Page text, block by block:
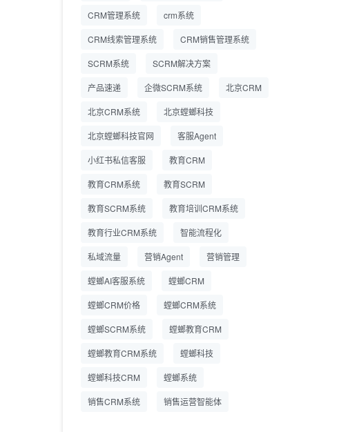
业微信 私域用户精细化管
螂教育CRM助力教培机构
精细化运营
CRM管理系统 crm系统
CRM线索管理系统 CRM销售管理系统
SCRM系统 SCRM解决方案
产品速递 企微SCRM系统 北京CRM
北京CRM系统 北京螳螂科技
北京螳螂科技官网 客服Agent
小红书私信客服 教育CRM
教育CRM系统 教育SCRM
教育SCRM系统 教育培训CRM系统
教育行业CRM系统 智能流程化
私域流量 营销Agent 营销管理
螳螂AI客服系统 螳螂CRM
螳螂CRM价格 螳螂CRM系统
螳螂SCRM系统 螳螂教育CRM
螳螂教育CRM系统 螳螂科技
螳螂科技CRM 螳螂系统
销售CRM系统 销售运营智能体